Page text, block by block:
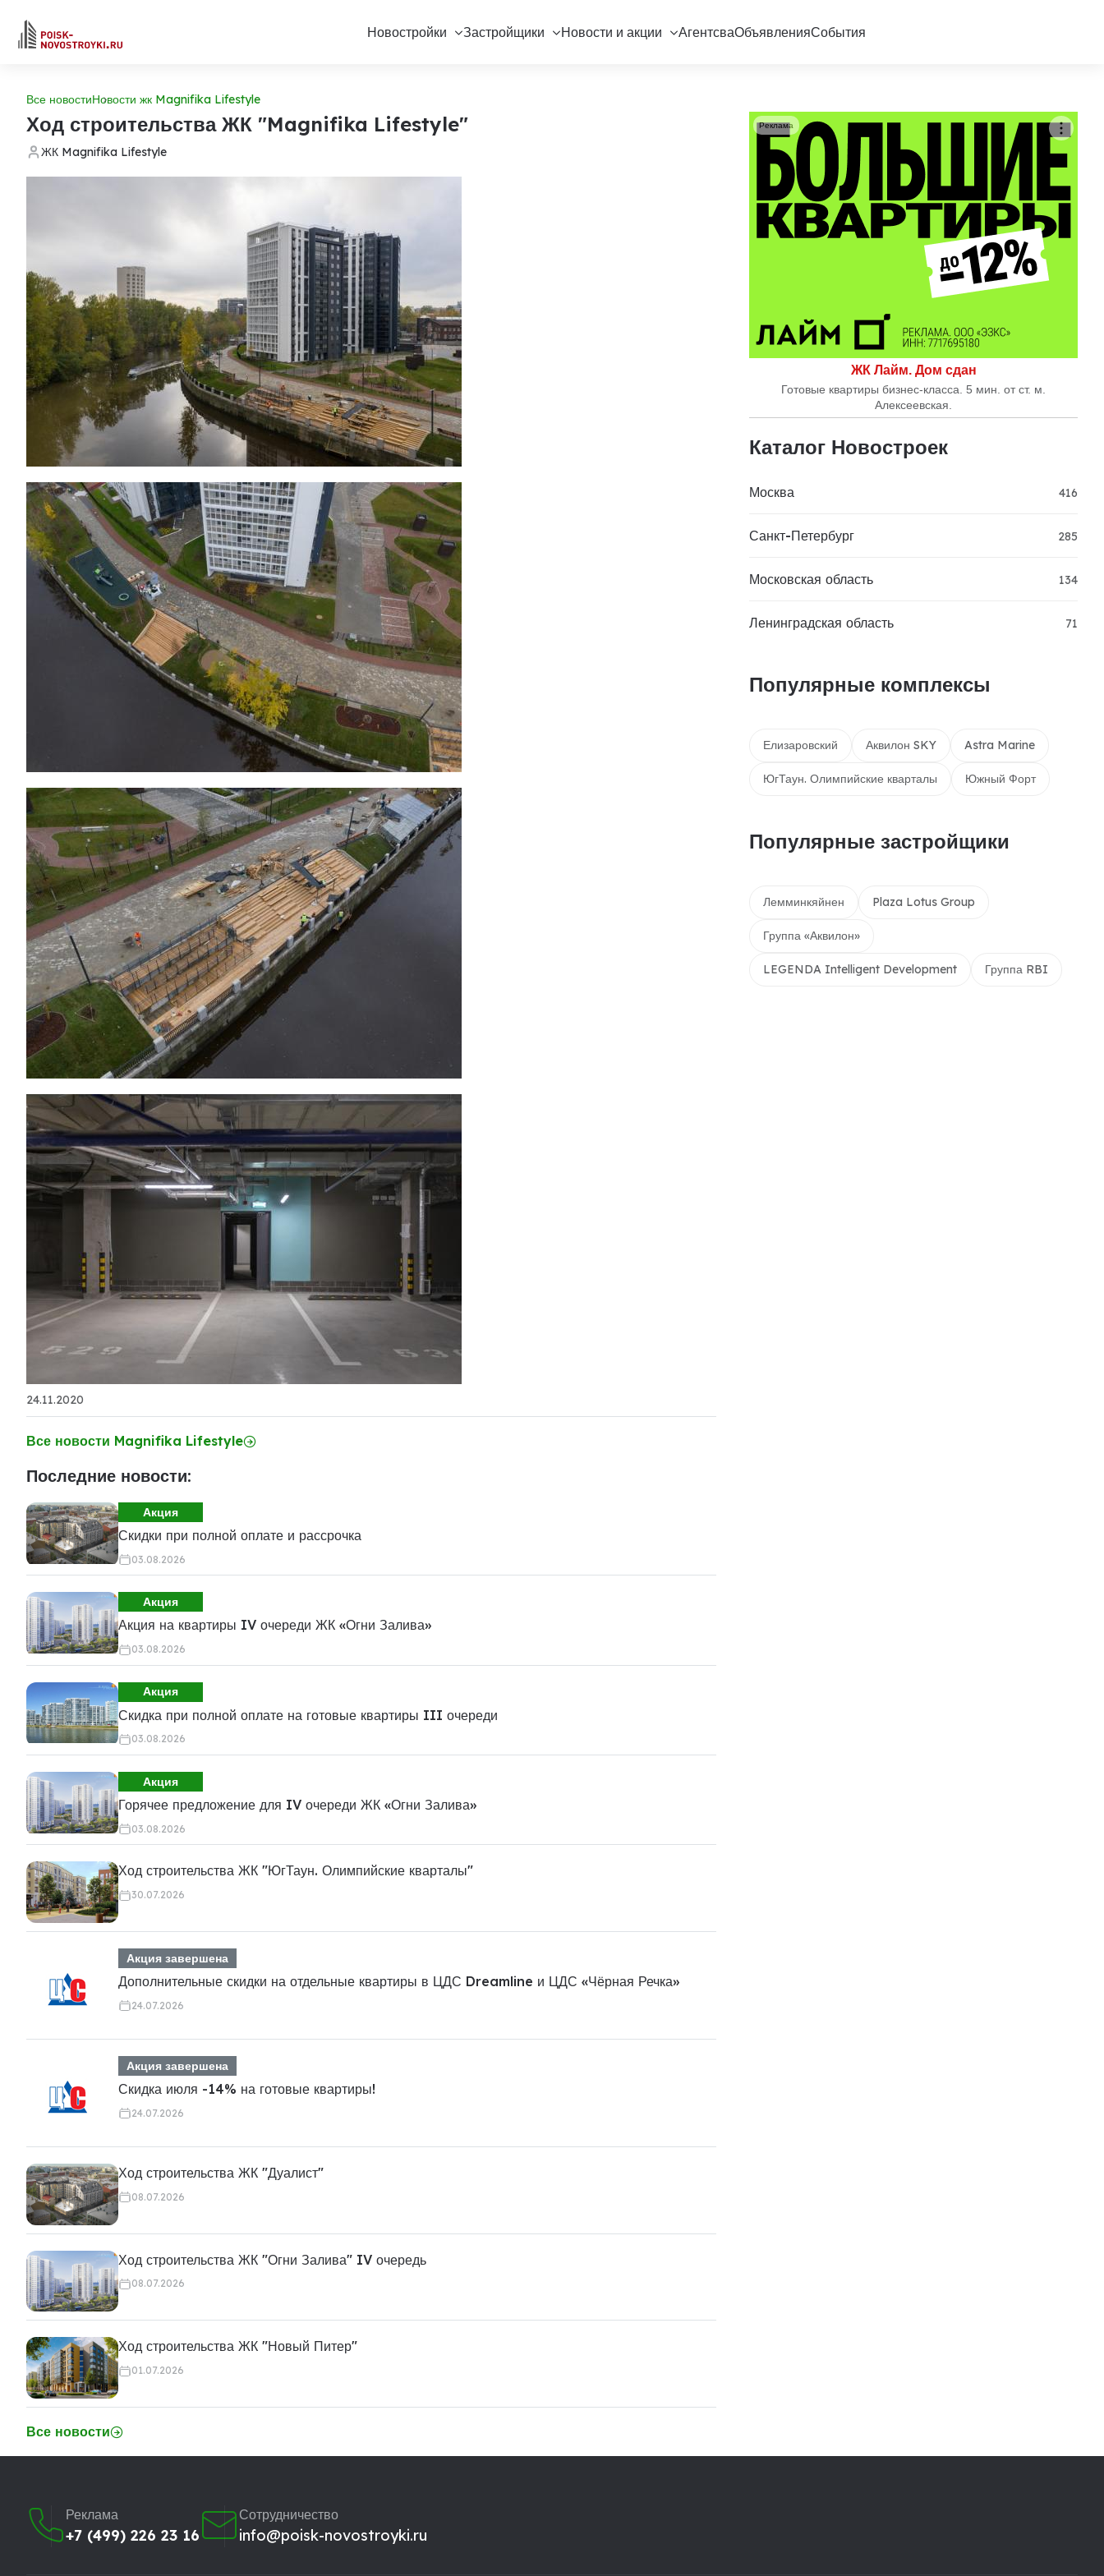
Новостройки Застройщики Новости и акции АгентсваОбъявленияСобытия
Все новостиНовости жк Magnifika Lifestyle
Ход строительства ЖК "Magnifika Lifestyle"
ЖК Magnifika Lifestyle
24.11.2020
Все новости Magnifika Lifestyle
Последние новости:
Акция
Скидки при полной оплате и рассрочка
03.08.2026
Акция
Акция на квартиры IV очереди ЖК «Огни Залива»
03.08.2026
Акция
Скидка при полной оплате на готовые квартиры III очереди
03.08.2026
Акция
Горячее предложение для IV очереди ЖК «Огни Залива»
03.08.2026
Ход строительства ЖК "ЮгТаун. Олимпийские кварталы"
30.07.2026
Акция завершена
Дополнительные скидки на отдельные квартиры в ЦДС Dreamline и ЦДС «Чёрная Речка»
24.07.2026
Акция завершена
Скидка июля -14% на готовые квартиры!
24.07.2026
Ход строительства ЖК "Дуалист"
08.07.2026
Ход строительства ЖК "Огни Залива" IV очередь
08.07.2026
Ход строительства ЖК "Новый Питер"
01.07.2026
Все новости
ЖК Лайм. Дом сдан
Готовые квартиры бизнес-класса. 5 мин. от ст. м.
Алексеевская.
Реклама
Каталог Новостроек
Москва 416
Санкт-Петербург 285
Московская область 134
Ленинградская область 71
Популярные комплексы
Елизаровский Аквилон SKY Astra Marine
ЮгТаун. Олимпийские кварталы Южный Форт
Популярные застройщики
Лемминкяйнен Plaza Lotus Group
Группа «Аквилон»
LEGENDA Intelligent Development Группа RBI
Реклама
+7 (499) 226 23 16
Сотрудничество
info@poisk-novostroyki.ru